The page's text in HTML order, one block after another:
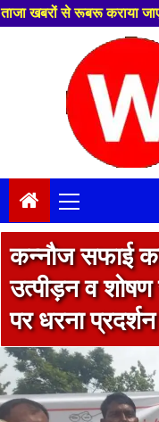
, खबर ओर विज्ञापन
Menu
कन्नौज सफाई
उत्पीड़न व शोषण
पर धरना